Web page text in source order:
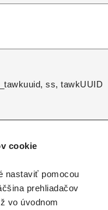
ss, tawkUUID
cookie
nastaviť pomocou
prehliadačov
vo úvodnom